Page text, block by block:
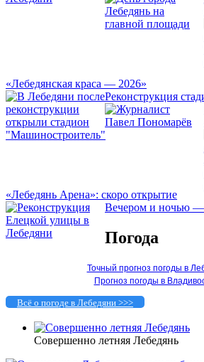
«Лебедянская краса — 2026»
Реконструкция
«Лебедянь Арена»: скоро открытие
Вечером и ночью —
Погода
Точный прогноз погоды в
Прогноз погоды в
Всё о погоде в Лебедяни >>>
Совершенно летняя Лебедянь